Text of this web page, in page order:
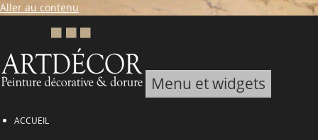
Aller au contenu
Menu et widgets
ACCUEIL